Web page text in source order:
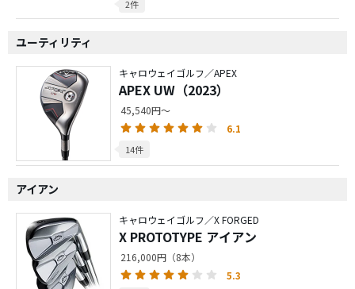
2件
ユーティリティ
キャロウェイゴルフ／APEX
APEX UW（2023）
45,540円～
6.1
14件
アイアン
キャロウェイゴルフ／X FORGED
X PROTOTYPE アイアン
216,000円（8本）
5.3